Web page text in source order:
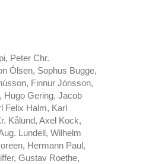
Peter Chr.
Ólsen, Sophus Bugge,
Finnur Jónsson,
Hugo Gering, Jacob
Felix Halm, Karl
Kålund, Axel Kock,
Lundell, Wilhelm
Hermann Paul,
Gustav Roethe,